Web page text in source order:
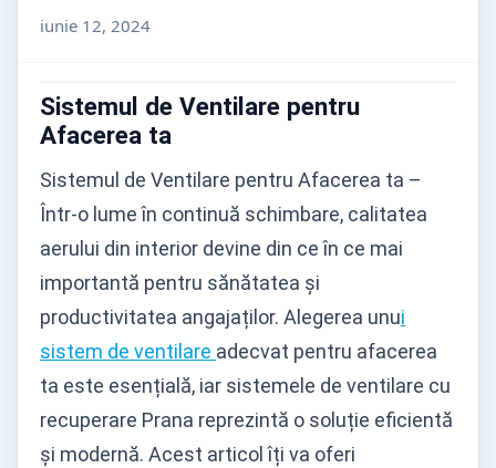
iunie 12, 2024
Sistemul de Ventilare pentru
Afacerea ta
Sistemul de Ventilare pentru Afacerea ta –
Într-o lume în continuă schimbare, calitatea
aerului din interior devine din ce în ce mai
importantă pentru sănătatea și
productivitatea angajaților. Alegerea unui
sistem de ventilare adecvat pentru afacerea
ta este esențială, iar sistemele de ventilare cu
recuperare Prana reprezintă o soluție eficientă
și modernă. Acest articol îți va oferi